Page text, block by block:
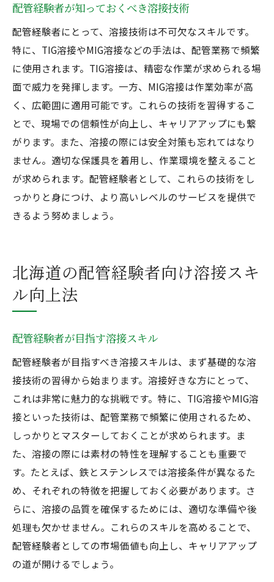
配管経験者が知っておくべき溶接技術
配管経験者にとって、溶接技術は不可欠なスキルです。
特に、TIG溶接やMIG溶接などの手法は、配管業務で頻繁
に使用されます。TIG溶接は、精密な作業が求められる場
面で威力を発揮します。一方、MIG溶接は作業効率が高
く、広範囲に適用可能です。これらの技術を習得するこ
とで、現場での信頼性が向上し、キャリアアップにも繋
がります。また、溶接の際には安全対策も忘れてはなり
ません。適切な保護具を着用し、作業環境を整えること
が求められます。配管経験者として、これらの技術をし
っかりと身につけ、より高いレベルのサービスを提供で
きるよう努めましょう。
北海道の配管経験者向け溶接スキ
ル向上法
配管経験者が目指す溶接スキル
配管経験者が目指すべき溶接スキルは、まず基礎的な溶
接技術の習得から始まります。溶接好きな方にとって、
これは非常に魅力的な挑戦です。特に、TIG溶接やMIG溶
接といった技術は、配管業務で頻繁に使用されるため、
しっかりとマスターしておくことが求められます。ま
た、溶接の際には素材の特性を理解することも重要で
す。たとえば、鉄とステンレスでは溶接条件が異なるた
め、それぞれの特徴を把握しておく必要があります。さ
らに、溶接の品質を確保するためには、適切な準備や後
処理も欠かせません。これらのスキルを高めることで、
配管経験者としての市場価値も向上し、キャリアアップ
の道が開けるでしょう。